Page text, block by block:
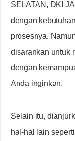
SELATAN, DKI
dengan
prosesnya.
disarankan untuk
dengan
Anda inginkan.
Selain itu,
hal-hal lain